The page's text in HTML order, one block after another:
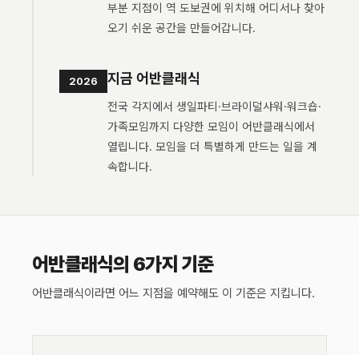
부분 지점이 역 도보권에 위치해 어디서나 찾아
오기 쉬운 공간을 만들어갑니다.
2026 지금 어반클래식
전국 각지에서 생일파티·브라이덜샤워·워크숍·
가족모임까지 다양한 모임이 어반클래식에서
열립니다. 모임을 더 특별하게 만드는 일을 계
속합니다.
어반클래식의 6가지 기준
어반클래식이라면 어느 지점을 예약해도 이 기준은 지킵니다.